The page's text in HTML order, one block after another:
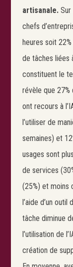
artisanale.Sur
chefs
heures soit
de tâches liées
constituent le
révèle que 27%
ont recours à
l’utiliser de
semaines) et
usages sont
de services
(25%) et moins
l’aide d’un
tâche diminue
l’utilisation de
création de